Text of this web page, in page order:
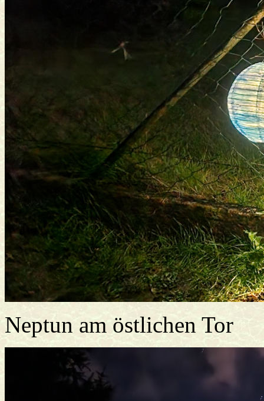
Neptun am östlichen Tor